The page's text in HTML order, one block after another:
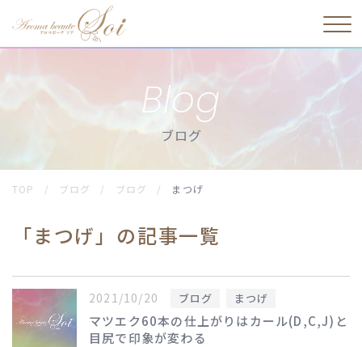
Blog
ブログ
TOP / ブログ / ブログ / まつげ
「まつげ」の記事一覧
2021/10/20 ブログ まつげ
マツエク60本の仕上がりはカール(D,C,J)と
目尻で印象が変わる